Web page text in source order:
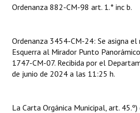
DOCUMENTOS
Informes de Gestión
Proyectos Presentados
Ordenanza 882-CM-98 art. 1.° inc b.
Ordenanza 3454-CM-24: Se asigna
Esquerra al Mirador Punto
1747-CM-07. Recibida por el
de junio de 2024 a las 11:25 h.
La Carta Orgánica Municipal, art. 45.º)